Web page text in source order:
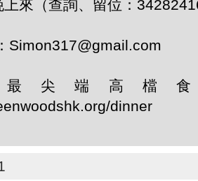
來（查詢、留位：
Simon317@gmail.com
最尖端高檔
dinner